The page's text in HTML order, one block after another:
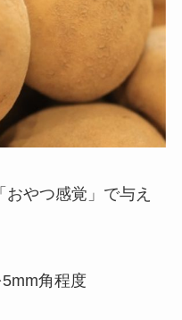
やつ感覚」で与え
角程度